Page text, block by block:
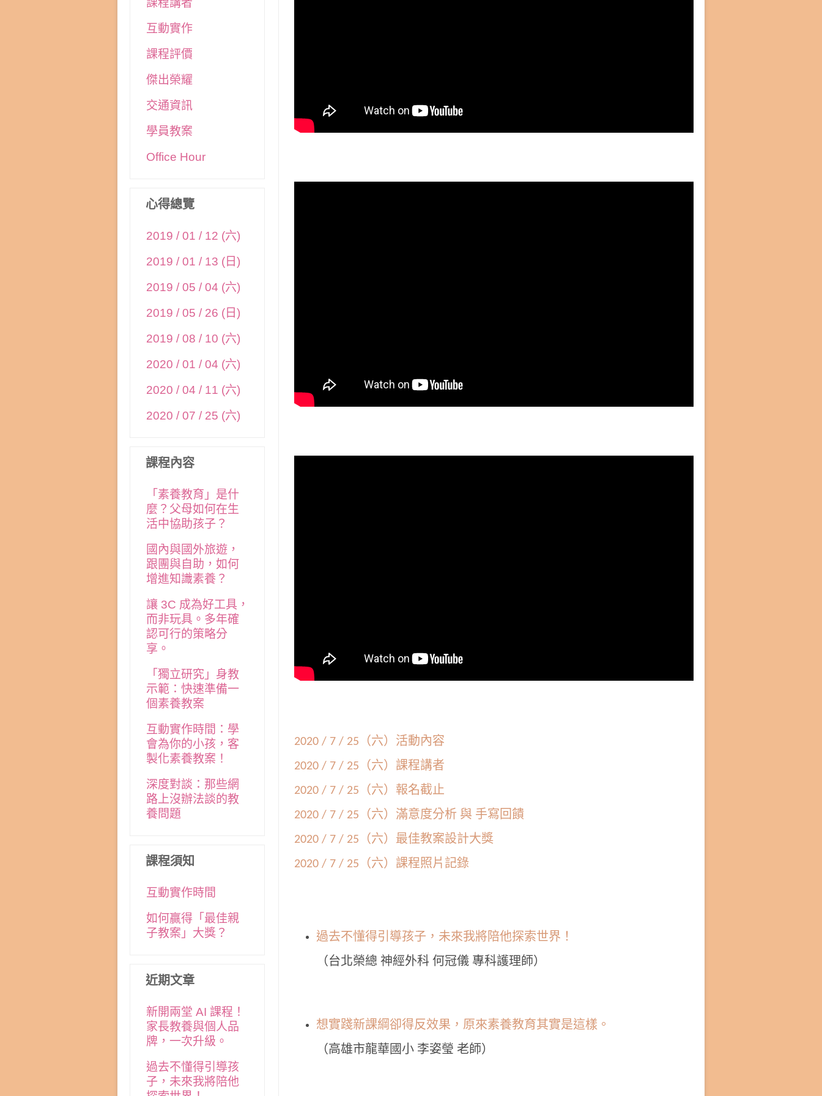
2020 / 7 / 25（六）活動內容
2020 / 7 / 25（六）課程講者
2020 / 7 / 25（六）報名截止
2020 / 7 / 25（六）滿意度分析 與 手寫回饋
2020 / 7 / 25（六）最佳教案設計大獎
2020 / 7 / 25（六）課程照片記錄
過去不懂得引導孩子，未來我將陪他探索世界！
（台北榮總 神經外科 何冠儀 專科護理師）
想實踐新課綱卻得反效果，原來素養教育其實是這樣。
（高雄市龍華國小 李姿瑩 老師）
互動實作
課程評價
傑出榮耀
交通資訊
學員教案
Office Hour
心得總覽
2019 / 01 / 12 (六)
2019 / 01 / 13 (日)
2019 / 05 / 04 (六)
2019 / 05 / 26 (日)
2019 / 08 / 10 (六)
2020 / 01 / 04 (六)
2020 / 04 / 11 (六)
2020 / 07 / 25 (六)
課程內容
「素養教育」是什
麼？父母如何在生
活中協助孩子？
國內與國外旅遊，
跟團與自助，如何
增進知識素養？
讓 3C 成為好工具，
而非玩具。多年確
認可行的策略分
享。
「獨立研究」身教
示範：快速準備一
個素養教案
互動實作時間：學
會為你的小孩，客
製化素養教案！
深度對談：那些網
路上沒辦法談的教
養問題
課程須知
互動實作時間
如何贏得「最佳親
子教案」大獎？
近期文章
新開兩堂 AI 課程！
家長教養與個人品
牌，一次升級。
過去不懂得引導孩
子，未來我將陪他